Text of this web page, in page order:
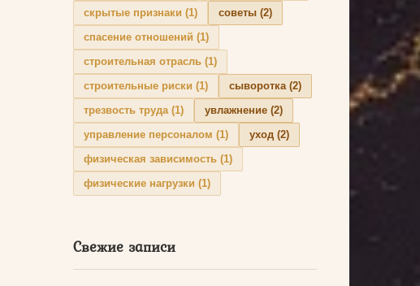
скрытые признаки (1) советы (2)
спасение отношений (1)
строительная отрасль (1)
строительные риски (1) сыворотка(2)
трезвость труда(1) увлажнение (2)
управление персоналом (1) уход (2)
физическая зависимость (1)
физические нагрузки (1)
Свежие записи